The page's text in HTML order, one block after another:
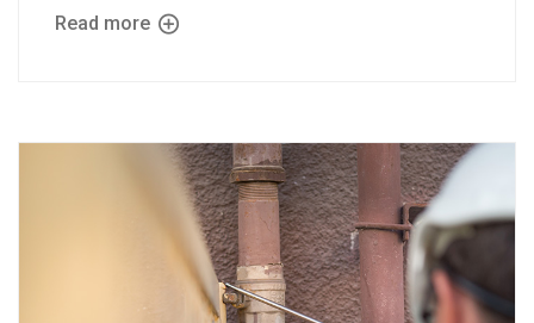
Read more